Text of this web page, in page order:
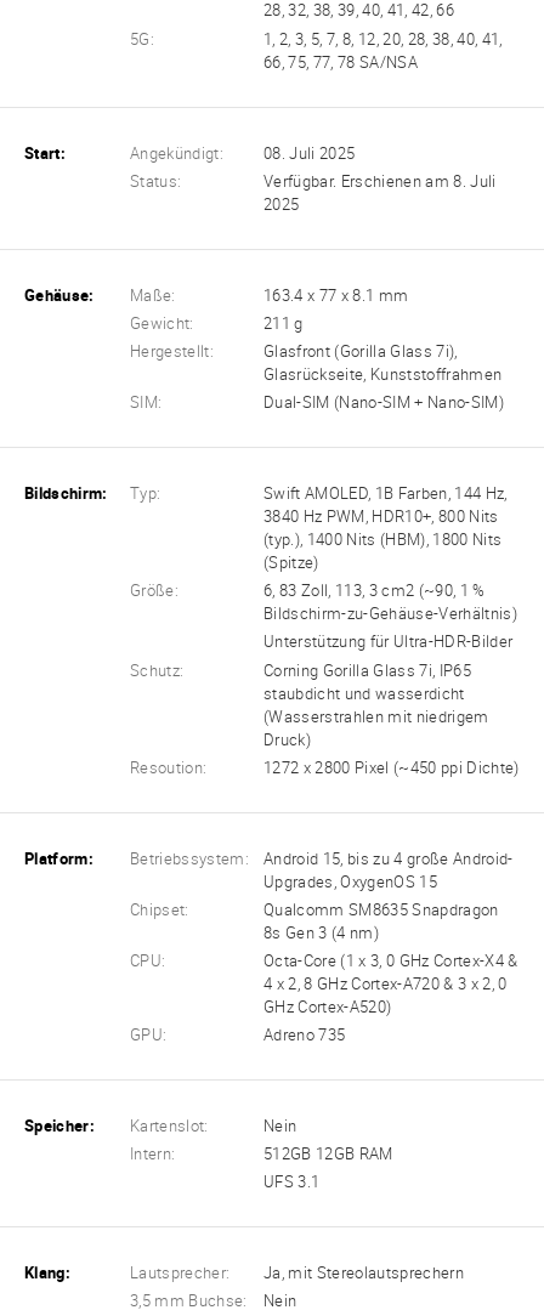
28, 32, 38, 39, 40, 41, 42, 66
5G:
1, 2, 3, 5, 7, 8, 12, 20, 28, 38, 40, 41,
66, 75, 77, 78 SA/NSA
Start: Angekündigt:
08. Juli 2025
Status:
Verfügbar. Erschienen am 8. Juli
2025
Gehäuse: Maße:
163.4 x 77 x 8.1 mm
Gewicht:
211 g
Hergestellt:
Glasfront (Gorilla Glass 7i),
Glasrückseite, Kunststoffrahmen
SIM:
Dual-SIM (Nano-SIM + Nano-SIM)
Bildschirm: Typ:
Swift AMOLED, 1B Farben, 144 Hz,
3840 Hz PWM, HDR10+, 800 Nits
(typ.), 1400 Nits (HBM), 1800 Nits
(Spitze)
Größe:
6, 83 Zoll, 113, 3 cm2 (~90, 1 %
Bildschirm-zu-Gehäuse-Verhältnis)
Unterstützung für Ultra-HDR-Bilder
Schutz:
Corning Gorilla Glass 7i, IP65
staubdicht und wasserdicht
(Wasserstrahlen mit niedrigem
Druck)
Resoution:
1272 x 2800 Pixel (~450 ppi Dichte)
Platform: Betriebssystem:
Android 15, bis zu 4 große Android-
Upgrades, OxygenOS 15
Chipset:
Qualcomm SM8635 Snapdragon
8s Gen 3 (4 nm)
CPU:
Octa-Core (1 x 3, 0 GHz Cortex-X4 &
4 x 2, 8 GHz Cortex-A720 & 3 x 2, 0
GHz Cortex-A520)
GPU:
Adreno 735
Speicher: Kartenslot:
Nein
Intern:
512GB 12GB RAM
UFS 3.1
Klang: Lautsprecher:
Ja, mit Stereolautsprechern
3,5 mm Buchse:
Nein